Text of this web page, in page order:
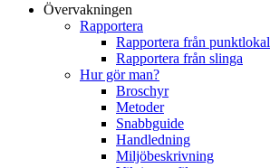
Övervakningen
Rapportera
Rapportera från punktlokal
Rapportera från slinga
Hur gör man?
Broschyr
Metoder
Snabbguide
Handledning
Miljöbeskrivning